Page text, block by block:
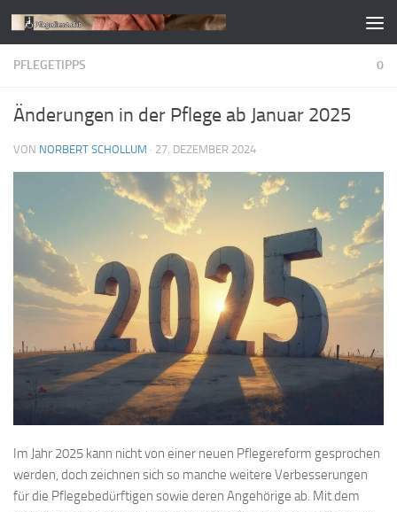
Zum Inhalt springen
PFLEGETIPPS 0
Änderungen in der Pflege ab Januar 2025
VON NORBERT SCHOLLUM · 27. DEZEMBER 2024
Im Jahr 2025 kann nicht von einer neuen Pflegereform gesprochen
werden, doch zeichnen sich so manche weitere Verbesserungen
für die Pflegebedürftigen sowie deren Angehörige ab. Mit dem